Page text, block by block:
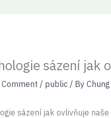
sázení jak
Comment / public/ By Chung
sázení jak ovlivňuje